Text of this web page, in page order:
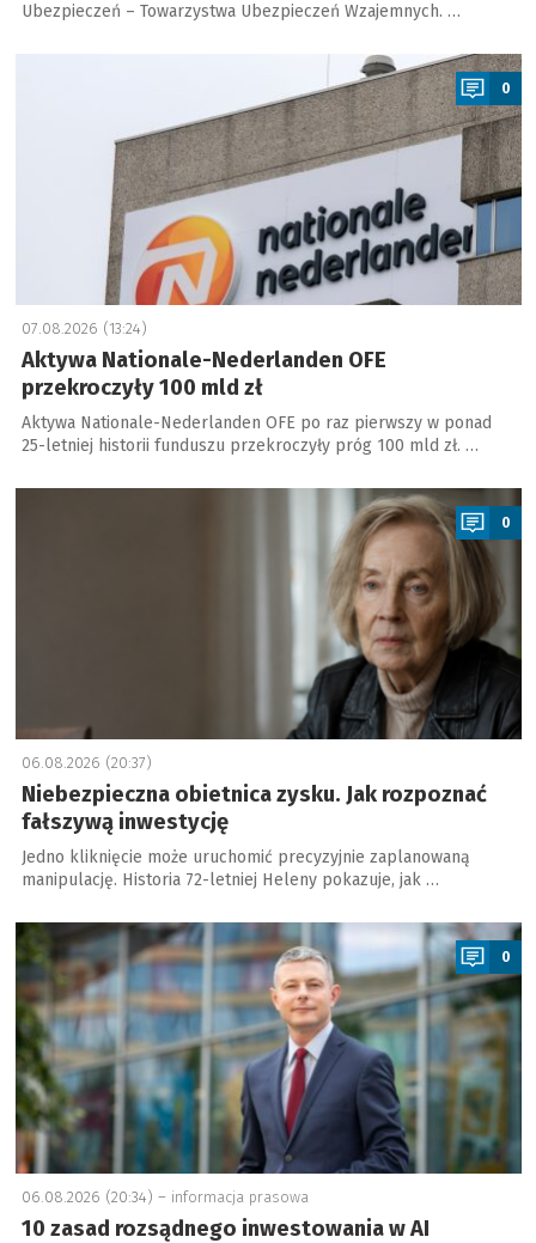
Ubezpieczeń – Towarzystwa Ubezpieczeń Wzajemnych. …
0
07.08.2026 (13:24)
Aktywa Nationale-Nederlanden OFE
przekroczyły 100 mld zł
Aktywa Nationale-Nederlanden OFE po raz pierwszy w ponad
25-letniej historii funduszu przekroczyły próg 100 mld zł. …
a
0
06.08.2026 (20:37)
Niebezpieczna obietnica zysku. Jak rozpoznać
fałszywą inwestycję
Jedno kliknięcie może uruchomić precyzyjnie zaplanowaną
manipulację. Historia 72-letniej Heleny pokazuje, jak …
a
0
06.08.2026 (20:34) – informacja prasowa
10 zasad rozsądnego inwestowania w AI